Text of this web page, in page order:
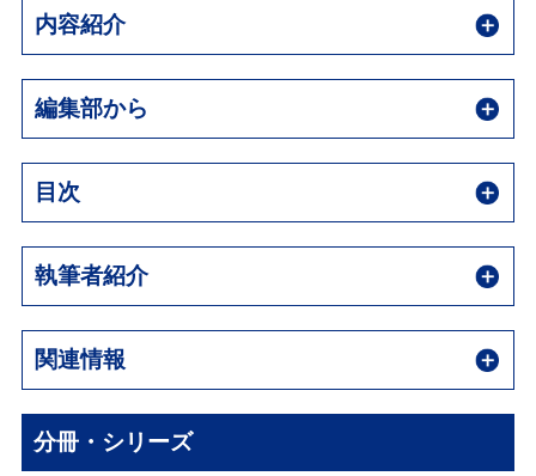
内容紹介
編集部から
目次
執筆者紹介
関連情報
分冊・シリーズ